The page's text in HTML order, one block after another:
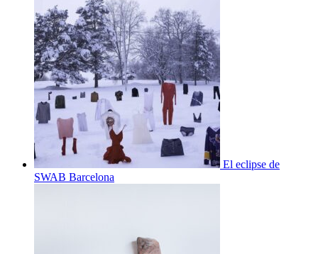
El eclipse de
SWAB Barcelona